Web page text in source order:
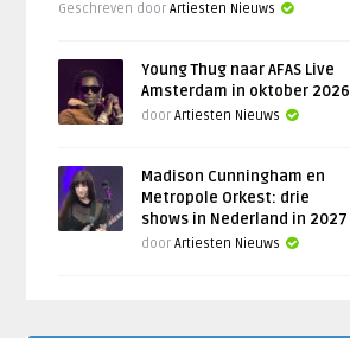
Geschreven doorArtiesten Nieuws
Young Thug naar AFAS Live
Amsterdam in oktober 2026
doorArtiesten Nieuws
Madison Cunningham en
Metropole Orkest: drie
shows in Nederland in 2027
doorArtiesten Nieuws